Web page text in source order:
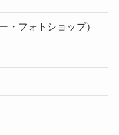
・フォトショップ）